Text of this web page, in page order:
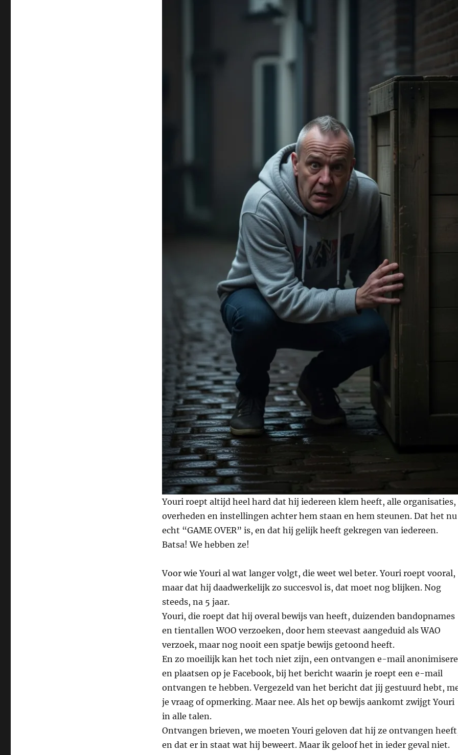
Youri roept altijd heel hard dat hij iedereen klem heeft, alle organisaties,
overheden en instellingen achter hem staan en hem steunen. Dat het nu
echt “GAME OVER” is, en dat hij gelijk heeft gekregen van iedereen.
Batsa! We hebben ze!
Voor wie Youri al wat langer volgt, die weet wel beter. Youri roept vooral,
maar dat hij daadwerkelijk zo succesvol is, dat moet nog blijken. Nog
steeds, na 5 jaar.
Youri, die roept dat hij overal bewijs van heeft, duizenden bandopnames
en tientallen WOO verzoeken, door hem steevast aangeduid als WAO
verzoek, maar nog nooit een spatje bewijs getoond heeft.
En zo moeilijk kan het toch niet zijn, een ontvangen e-mail
en plaatsen op je Facebook, bij het bericht waarin je roept een e-mail
ontvangen te hebben. Vergezeld van het bericht dat jij gestuurd hebt,
je vraag of opmerking. Maar nee. Als het op bewijs aankomt zwijgt Youri
in alle talen.
Ontvangen brieven, we moeten Youri geloven dat hij ze ontvangen
en dat er in staat wat hij beweert. Maar ik geloof het in ieder geval niet.